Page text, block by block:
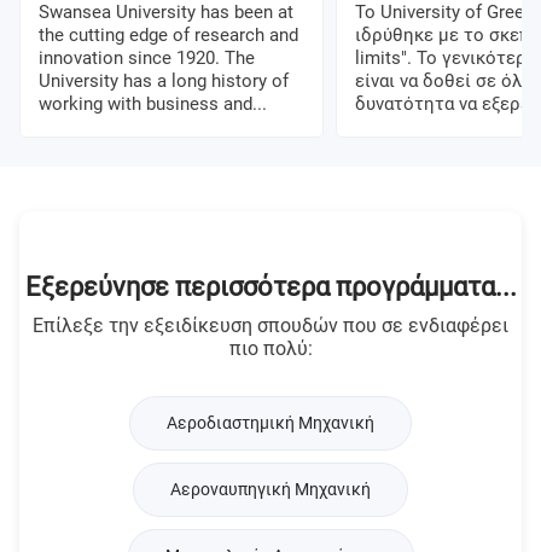
Swansea University has been at
the cutting edge of research and
innovation since 1920. The
University has a long history of
working with business and...
Το University of
ιδρύθηκε με το
limits". Το
είναι να δοθεί σε
δυνατότητα να
Εξερεύνησε περισσότερα προγράμματα...
Επίλεξε την εξειδίκευση σπουδών που σε ενδιαφέρει
πιο πολύ:
Αεροδιαστημική Μηχανική
Αεροναυπηγική Μηχανική